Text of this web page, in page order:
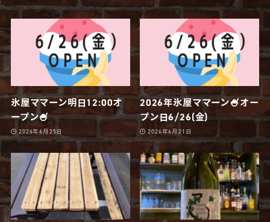
氷屋ママーン明日12:00オ
ープン🍧
2026年6月25日
2026年氷屋ママーン🍧オー
プン日6/26(金)
2026年6月21日